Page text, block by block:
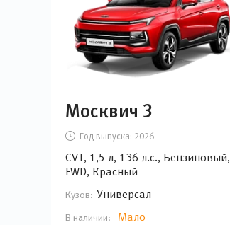
Москвич 3
Год выпуска: 2026
CVT, 1,5 л, 136 л.с., Бензиновый,
FWD, Красный
Кузов: Универсал
В наличии: Мало